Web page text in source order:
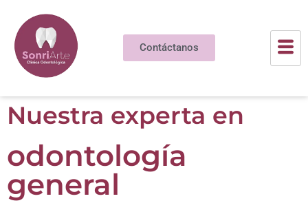
Contáctanos
Nuestra experta en
odontología
general